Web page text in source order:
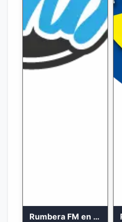
Rumbera FM en vivo 24/7